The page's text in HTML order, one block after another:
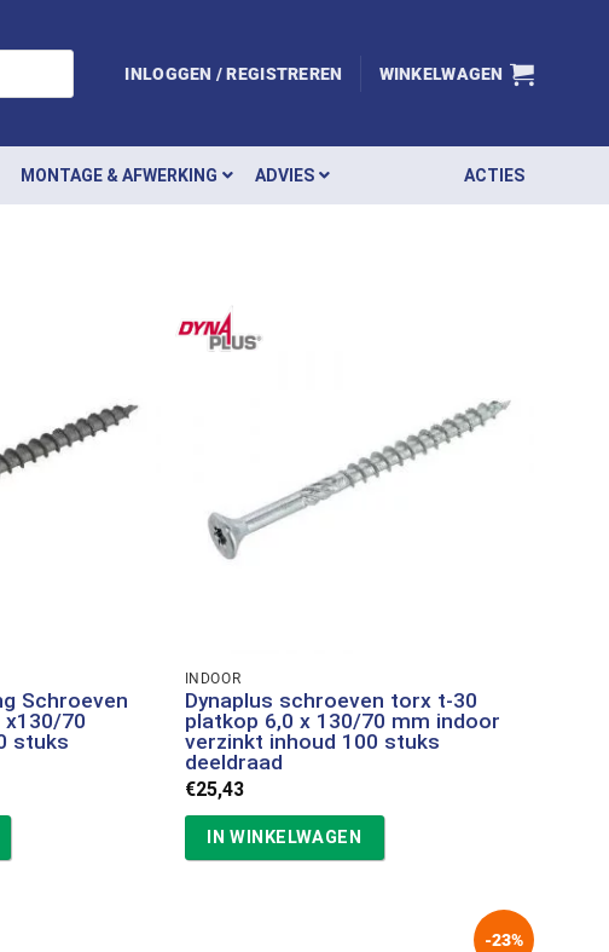
INLOGGEN / REGISTREREN WINKELWAGEN
MONTAGE & AFWERKING ADVIES ACTIES
Schroeven
70
stuks
INDOOR
Dynaplus schroeven torx t-30
platkop 6,0 x 130/70 mm indoor
verzinkt inhoud 100 stuks
deeldraad
€25,43
IN WINKELWAGEN
-23%